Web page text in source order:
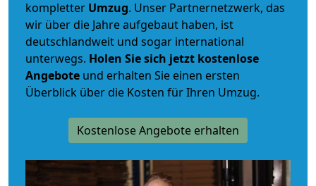
kompletter Umzug. Unser Partnernetzwerk, das
wir über die Jahre aufgebaut haben, ist
deutschlandweit und sogar international
unterwegs. Holen Sie sich jetzt kostenlose
Angebote und erhalten Sie einen ersten
Überblick über die Kosten für Ihren Umzug.
Kostenlose Angebote erhalten